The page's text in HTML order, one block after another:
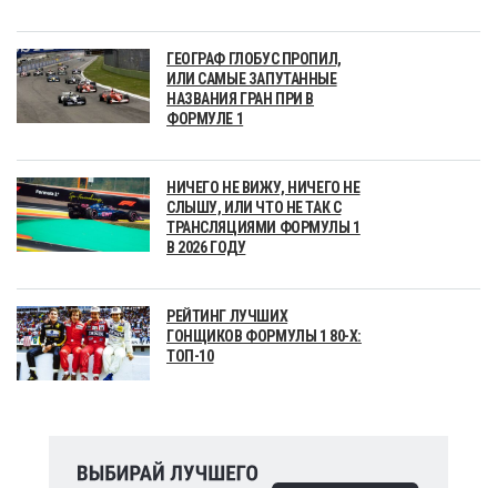
ГЕОГРАФ ГЛОБУС ПРОПИЛ,
ИЛИ САМЫЕ ЗАПУТАННЫЕ
НАЗВАНИЯ ГРАН ПРИ В
ФОРМУЛЕ 1
НИЧЕГО НЕ ВИЖУ, НИЧЕГО НЕ
СЛЫШУ, ИЛИ ЧТО НЕ ТАК С
ТРАНСЛЯЦИЯМИ ФОРМУЛЫ 1
В 2026 ГОДУ
РЕЙТИНГ ЛУЧШИХ
ГОНЩИКОВ ФОРМУЛЫ 1 80-Х:
ТОП-10